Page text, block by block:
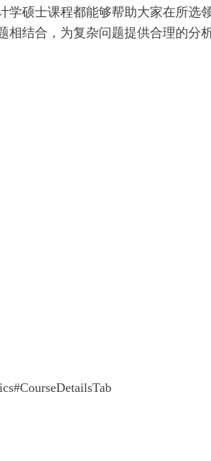
学硕士课程都能够帮助大家在所选
相结合，为复杂问题提供合理的分